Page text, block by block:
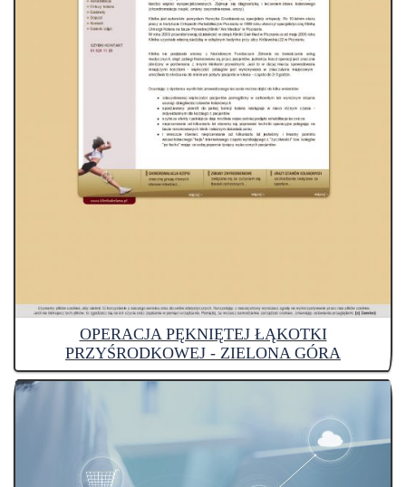
OPERACJA PĘKNIĘTEJ ŁĄKOTKI
PRZYŚRODKOWEJ - ZIELONA GÓRA